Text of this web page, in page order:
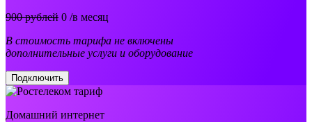
900 рублей 0 /в месяц
В стоимость тарифа не включены
дополнительные услуги и оборудование
Подключить
Домашний интернет